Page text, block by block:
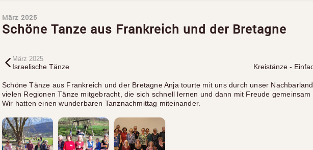
März 2025
Schöne Tanze aus Frankreich und der Bretagne
März 2025
Israelische Tänze Kreistänze -
Schöne Tänze aus Frankreich und der Bretagne Anja tourte mit uns durch unser
vielen Regionen Tänze mitgebracht, die sich schnell lernen und dann mit Freude gemeinsam
Wir hatten einen wunderbaren Tanznachmittag miteinander.